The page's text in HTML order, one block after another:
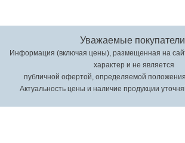
Уважаемые
Информация (включая цены), размещенная на
характер и не является
публичной офертой, определяемой
Актуальность цены и наличие продукции